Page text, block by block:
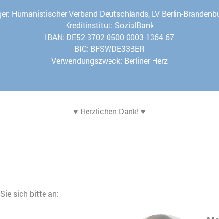
Humanistischer Verband Deutschlands, LV Berlin-
Kreditinstitut: SozialBank
IBAN: DE52 3702 0500 0003 1364 67
BIC: BFSWDE33BER
Verwendungszweck: Berliner Herz
♥ Herzlichen Dank! ♥
sich bitte an: